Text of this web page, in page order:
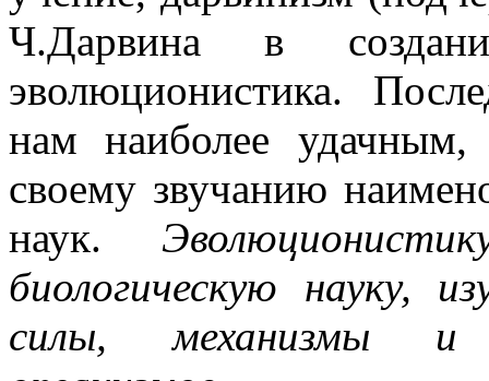
Ч.Дарвина в
эволюционистика.
нам наиболее удачным,
своему звучанию
наук.
биологическую науку,
силы, механизмы и